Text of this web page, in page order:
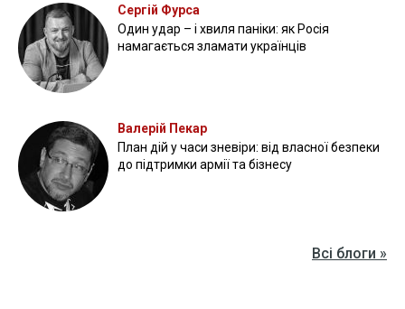
Сергій Фурса
Один удар – і хвиля паніки: як Росія
намагається зламати українців
Валерій Пекар
План дій у часи зневіри: від власної безпеки
до підтримки армії та бізнесу
Всі блоги »